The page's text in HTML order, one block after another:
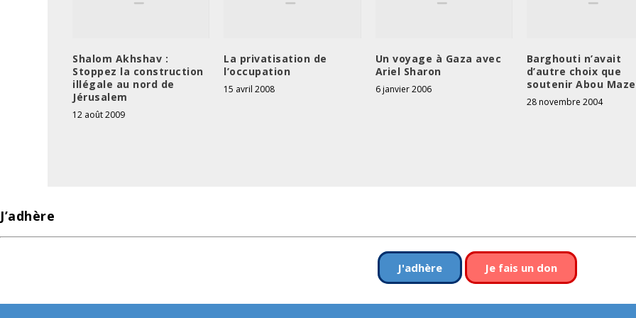
Shalom Akhshav :
Stoppez la construction
illégale au nord de
Jérusalem
12 août 2009
La privatisation de
l’occupation
15 avril 2008
Un voyage à Gaza avec
Ariel Sharon
6 janvier 2006
Barghouti n’avait
d’autre choix que
soutenir Abou
28 novembre 2004
J’adhère
J'adhère Je fais un don